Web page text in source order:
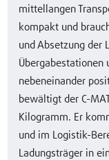
mittellangen
kompakt und
und Absetzung der
Übergabestationen
nebeneinander
bewältigt der C-
Kilogramm. Er
und im Logistik-
Ladungsträger in